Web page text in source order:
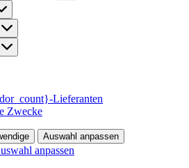
Lieferanten
Zwecke
Auswahl anpassen
anpassen